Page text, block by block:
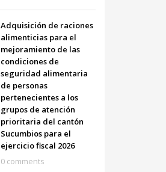
Adquisición de raciones
alimenticias para el
mejoramiento de las
condiciones de
seguridad alimentaria
de personas
pertenecientes a los
grupos de atención
prioritaria del cantón
Sucumbios para el
ejercicio fiscal 2026
0 comments